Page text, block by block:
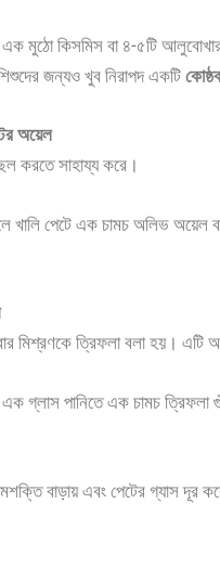
এক মুঠো কিসমিস বা ৪-৫টি
জন্যও খুব নিরাপদ একটি
অয়েল
করতে সাহায্য করে।
খালি পেটে এক চামচ অলিভ অয়েল
মিশ্রণকে ত্রিফলা বলা হয়। এটি
এক গ্লাস পানিতে এক চামচ
বাড়ায় এবং পেটের গ্যাস দূর